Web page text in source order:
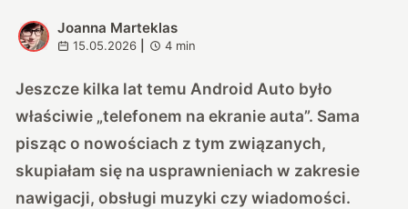
J
Joanna Marteklas
15.05.2026 4 min
Jeszcze kilka lat temu Android Auto było
właściwie „telefonem na ekranie auta”. Sama
pisząc o nowościach z tym związanych,
skupiałam się na usprawnieniach w zakresie
nawigacji, obsługi muzyki czy wiadomości.